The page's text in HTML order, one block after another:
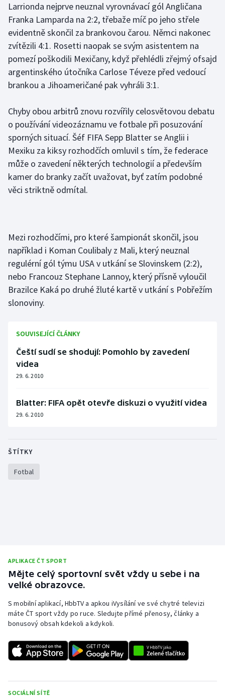
Jezdectví
Judo
Krasobruslení
Lezení
Lyže a snowboard
Moderní pětiboj
Motorsport
Olympijské hry
Plavání
Plážový volejbal
Ragby
Rychlobruslení
Rychlostní kanoistika
Short track
Sportovní střelba
Stolní tenis
Veslování
Vodní slalom
Larrionda nejprve neuznal vyrovnávací gól Angličana
Franka Lamparda na 2:2, třebaže míč po jeho střele
evidentně skončil za brankovou čarou. Němci nakonec
zvítězili 4:1. Rosetti naopak se svým asistentem na
pomezí poškodili Mexičany, když přehlédli zřejmý ofsajd
argentinského útočníka Carlose Téveze před vedoucí
brankou a Jihoameričané pak vyhráli 3:1.
Chyby obou arbitrů znovu rozvířily celosvětovou debatu
o používání videozáznamu ve fotbale při posuzování
sporných situací. Šéf FIFA Sepp Blatter se Anglii i
Mexiku za kiksy rozhodčích omluvil s tím, že federace
může o zavedení některých technologií a především
kamer do branky začít uvažovat, byť zatím podobné
věci striktně odmítal.
Mezi rozhodčími, pro které šampionát skončil, jsou
například i Koman Coulibaly z Mali, který neuznal
regulérní gól týmu USA v utkání se Slovinskem (2:2),
nebo Francouz Stephane Lannoy, který přísně vyloučil
Brazilce Kaká po druhé žluté kartě v utkání s Pobřežím
slonoviny.
SOUVISEJÍCÍ ČLÁNKY
Čeští sudí se shodují: Pomohlo by zavedení
videa
29. 6. 2010
Blatter: FIFA opět otevře diskuzi o využití videa
29. 6. 2010
ŠTÍTKY
Fotbal
APLIKACE ČT SPORT
Mějte celý sportovní svět vždy u sebe i na
velké obrazovce.
S mobilní aplikací, HbbTV a apkou iVysílání ve své chytré televizi
máte ČT sport vždy po ruce. Sledujte přímé přenosy, články a
bonusový obsah kdekoli a kdykoli.
SOCIÁLNÍ SÍTĚ